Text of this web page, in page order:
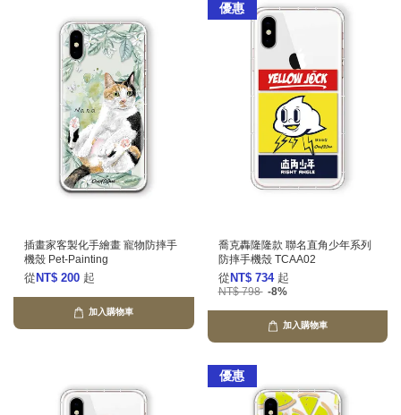
插畫家客製化手繪畫 寵物防摔手
機殼 Pet-Painting
從 NT$ 200 起
加入購物車
優惠
喬克轟隆隆款 聯名直角少年系列
防摔手機殼 TCAA02
從 NT$ 734 起
NT$ 798 -8%
加入購物車
優惠